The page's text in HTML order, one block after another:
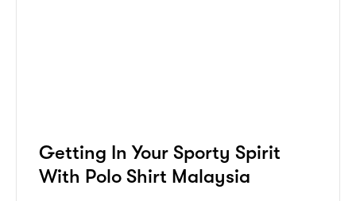
Getting In Your Sporty Spirit
With Polo Shirt Malaysia